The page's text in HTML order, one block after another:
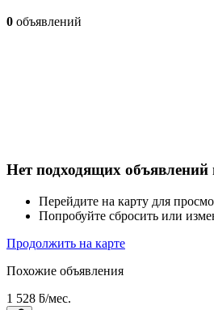
0 объявлений
Нет подходящих объявлений
Перейдите на карту для
Попробуйте сбросить или
Продолжить на карте
Похожие объявления
1 528 ƃ/мес.